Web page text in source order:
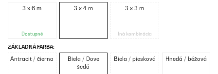
3 x 6 m
Dostupné
3 x 4 m 3 x 3 m
Iná kombinácia
ZÁKLADNÁ FARBA:
Antracit / čierna
Biela / Dove
šedá
Biela / piesková Hnedá / béžová